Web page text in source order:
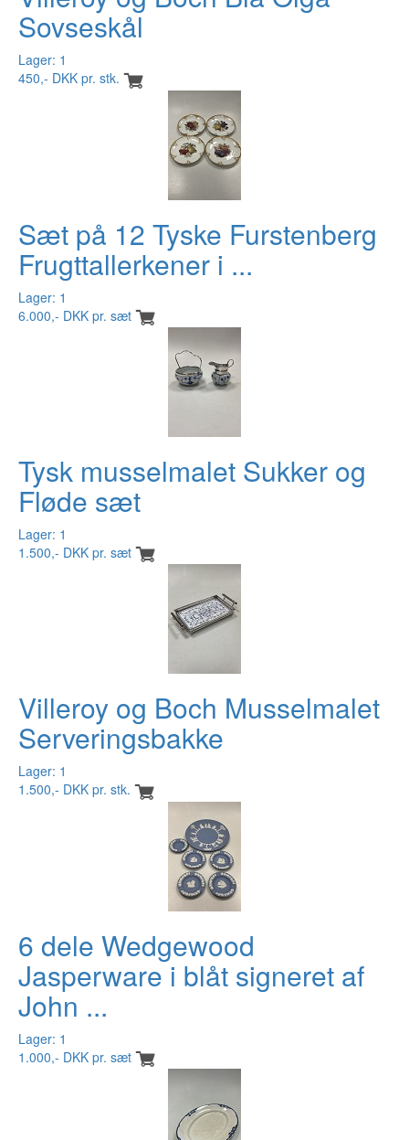
Sovseskål
Lager: 1
450,- DKK pr. stk.
Sæt på 12 Tyske Furstenberg
Frugttallerkener i ...
Lager: 1
6.000,- DKK pr. sæt
Tysk musselmalet Sukker og
Fløde sæt
Lager: 1
1.500,- DKK pr. sæt
Villeroy og Boch Musselmalet
Serveringsbakke
Lager: 1
1.500,- DKK pr. stk.
6 dele Wedgewood
Jasperware i blåt signeret af
John ...
Lager: 1
1.000,- DKK pr. sæt